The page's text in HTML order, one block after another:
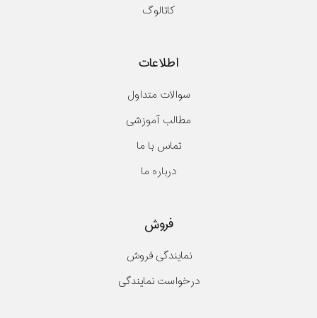
کاتالوگ
اطلاعات
سوالات متداول
مطالب آموزشی
تماس با ما
درباره ما
فروش
نمایندگی فروش
درخواست نمایندگی